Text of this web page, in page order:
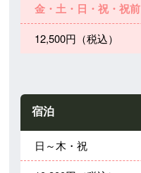
金・土・日・祝・祝前
12,500円（税込）
宿泊
日～木・祝